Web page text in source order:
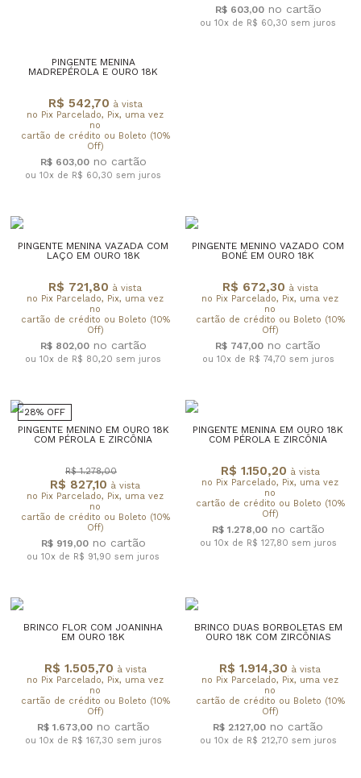
PINGENTE MENINA
MADREPÉROLA E OURO 18K
R$ 542,70 à vista
no Pix Parcelado, Pix, uma vez
no
cartão de crédito ou Boleto (10%
Off)
R$ 603,00
ou 10x de R$ 60,30 sem juros
R$ 603,00
ou 10x de R$ 60,30 sem juros
PINGENTE MENINA VAZADA COM
LAÇO EM OURO 18K
R$ 721,80 à vista
no Pix Parcelado, Pix, uma vez
no
cartão de crédito ou Boleto (10%
Off)
R$ 802,00
ou 10x de R$ 80,20 sem juros
PINGENTE MENINO VAZADO COM
BONÉ EM OURO 18K
R$ 672,30 à vista
no Pix Parcelado, Pix, uma vez
no
cartão de crédito ou Boleto (10%
Off)
R$ 747,00
ou 10x de R$ 74,70 sem juros
28% OFF
PINGENTE MENINO EM OURO 18K
COM PÉROLA E ZIRCÔNIA
R$ 827,10 à vista
no Pix Parcelado, Pix, uma vez
no
cartão de crédito ou Boleto (10%
Off)
R$ 1.278,00
R$ 919,00
ou 10x de R$ 91,90 sem juros
PINGENTE MENINA EM OURO 18K
COM PÉROLA E ZIRCÔNIA
R$ 1.150,20 à vista
no Pix Parcelado, Pix, uma vez
no
cartão de crédito ou Boleto (10%
Off)
R$ 1.278,00
ou 10x de R$ 127,80 sem juros
BRINCO FLOR COM JOANINHA
EM OURO 18K
R$ 1.505,70 à vista
no Pix Parcelado, Pix, uma vez
no
cartão de crédito ou Boleto (10%
Off)
R$ 1.673,00
ou 10x de R$ 167,30 sem juros
BRINCO DUAS BORBOLETAS EM
OURO 18K COM ZIRCÔNIAS
R$ 1.914,30 à vista
no Pix Parcelado, Pix, uma vez
no
cartão de crédito ou Boleto (10%
Off)
R$ 2.127,00
ou 10x de R$ 212,70 sem juros